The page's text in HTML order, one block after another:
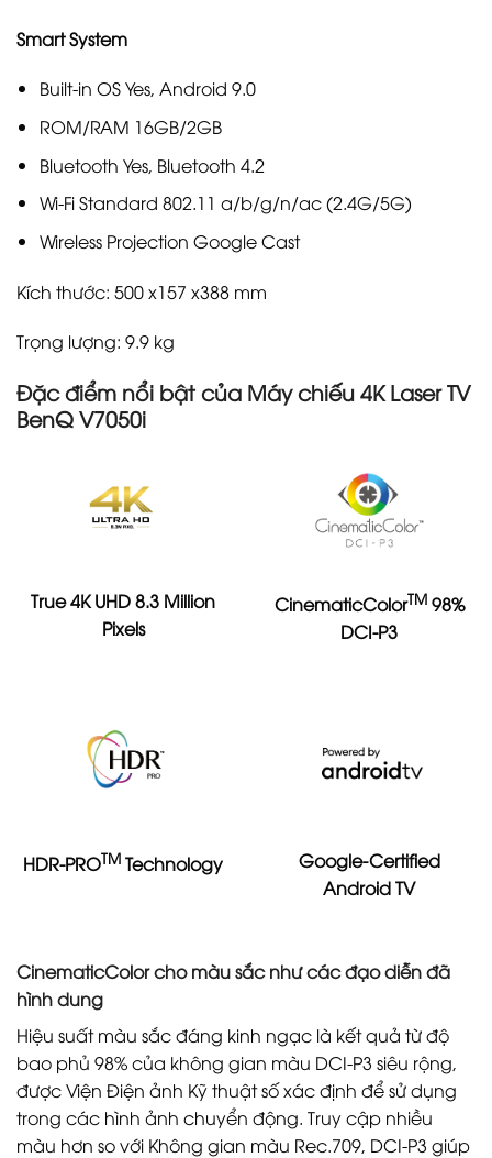
Smart System
Built-in OS Yes, Android 9.0
ROM/RAM 16GB/2GB
Bluetooth Yes, Bluetooth 4.2
Wi-Fi Standard 802.11 a/b/g/n/ac (2.4G/5G)
Wireless Projection Google Cast
Kích thước: 500 x157 x388 mm
Trọng lượng: 9.9 kg
Đặc điểm nổi bật của Máy chiếu 4K Laser TV
BenQ V7050i
True 4K UHD 8.3 Million
Pixels
CinematicColorTM98%
DCI-P3
HDR-PROTM Technology
Google-Certified
Android TV
CinematicColor cho màu sắc như các đạo diễn đã
hình dung
Hiệu suất màu sắc đáng kinh ngạc là kết quả từ độ
bao phủ 98% của không gian màu DCI-P3 siêu rộng,
được Viện Điện ảnh Kỹ thuật số xác định để sử dụng
trong các hình ảnh chuyển động. Truy cập nhiều
màu hơn so với Không gian màu Rec.709, DCI-P3 giúp